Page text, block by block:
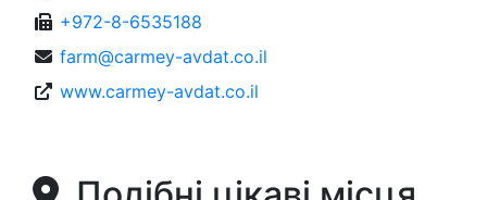
+972-8-6535188
farm@carmey-avdat.co.il
www.carmey-avdat.co.il